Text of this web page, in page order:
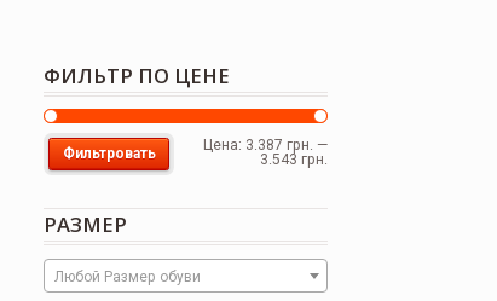
ФИЛЬТР ПО ЦЕНЕ
Фильтровать Цена: 3.387 грн. —
3.543 грн.
РАЗМЕР
Любой Размер обуви